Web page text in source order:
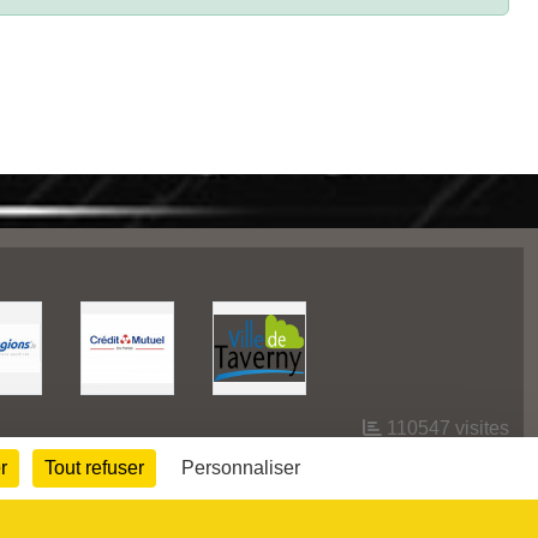
110547 visites
Tout refuser Personnaliser